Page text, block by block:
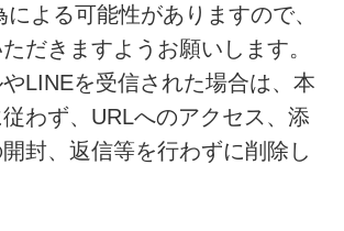
による可能性がありますので、
だきますようお願いします。
LINEを受信された場合は、本
わず、URLへのアクセス、添
封、返信等を行わずに削除し